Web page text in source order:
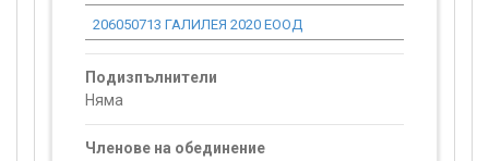
206050713 ГАЛИЛЕЯ 2020 ЕООД
Подизпълнители
Няма
Членове на обединение